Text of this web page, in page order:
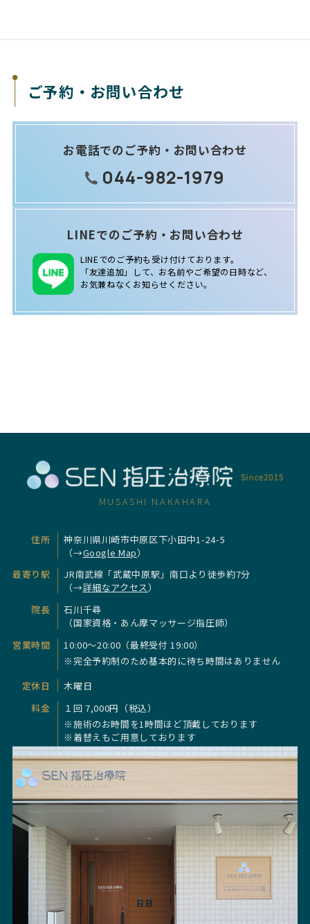
ご予約・お問い合わせ
お電話でのご予約・お問い合わせ
044-982-1979
LINEでのご予約・お問い合わせ
LINEでのご予約も受け付けております。
「友達追加」して、お名前やご希望の日時など、
お気兼ねなくお知らせください。
MUSASHI NAKAHARA
住所
神奈川県川崎市中原区下小田中1-24-5
（→Google Map）
最寄り駅
JR南武線「武蔵中原駅」南口より徒歩約7分
（→詳細なアクセス）
院長
石川千尋
（国家資格・あん摩マッサージ指圧師）
営業時間
10:00～20:00（最終受付 19:00）
※完全予約制のため基本的に待ち時間はありません
定休日
木曜日
料金
１回 7,000円（税込）
※施術のお時間を1時間ほど頂戴しております
※着替えもご用意しております